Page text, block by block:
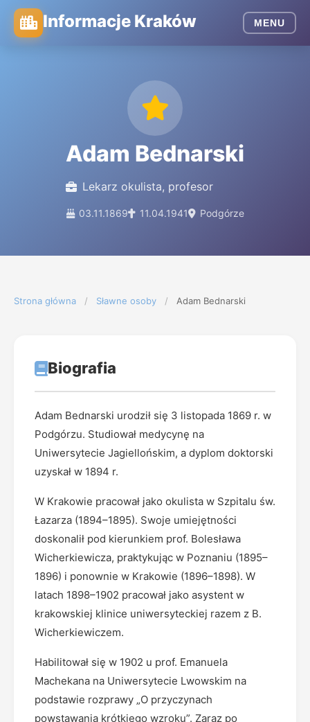
Informacje Kraków MENU
Adam Bednarski
Lekarz okulista, profesor
03.11.1869 11.04.1941 Podgórze
Strona główna / Sławne osoby / Adam Bednarski
Biografia
Adam Bednarski urodził się 3 listopada 1869 r. w
Podgórzu. Studiował medycynę na
Uniwersytecie Jagiellońskim, a dyplom doktorski
uzyskał w 1894 r.
W Krakowie pracował jako okulista w Szpitalu św.
Łazarza (1894–1895). Swoje umiejętności
doskonalił pod kierunkiem prof. Bolesława
Wicherkiewicza, praktykując w Poznaniu (1895–
1896) i ponownie w Krakowie (1896–1898). W
latach 1898–1902 pracował jako asystent w
krakowskiej klinice uniwersyteckiej razem z B.
Wicherkiewiczem.
Habilitował się w 1902 u prof. Emanuela
Machekana na Uniwersytecie Lwowskim na
podstawie rozprawy „O przyczynach
powstawania krótkiego wzroku”. Zaraz po